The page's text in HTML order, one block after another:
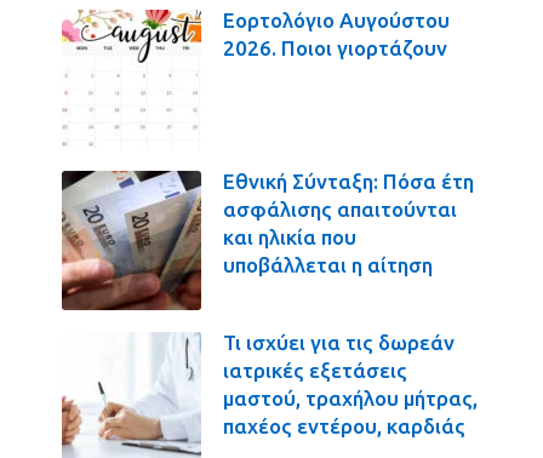
Εορτολόγιο Αυγούστου
2026. Ποιοι γιορτάζουν
Εθνική Σύνταξη: Πόσα έτη
ασφάλισης απαιτούνται
και ηλικία που
υποβάλλεται η αίτηση
Τι ισχύει για τις δωρεάν
ιατρικές εξετάσεις
μαστού, τραχήλου μήτρας,
παχέος εντέρου, καρδιάς